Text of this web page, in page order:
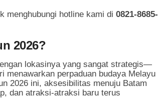
menghubungi hotline kami di 0821-8685-
2026?
lokasinya yang sangat strategis—
menawarkan perpaduan budaya Melayu
2026 ini, aksesibilitas menuju Batam
dan atraksi-atraksi baru terus